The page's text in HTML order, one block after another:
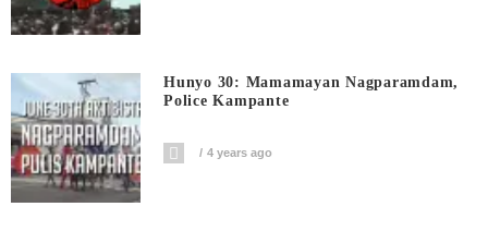
Hunyo 30: Mamamayan Nagparamdam,
Police Kampante
4 years ago